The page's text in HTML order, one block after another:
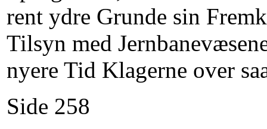
rent ydre Grunde sin
Tilsyn med
nyere Tid Klagerne over
Side 258